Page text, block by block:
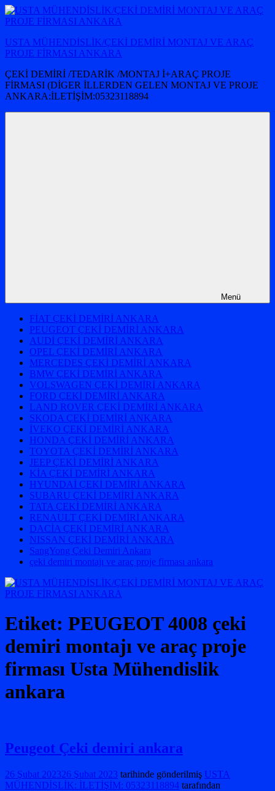
İçeriğe
atla
USTA MÜHENDİSLİK/ÇEKİ DEMİRİ MONTAJ VE ARAÇ
PROJE FİRMASI ANKARA
ÇEKİ DEMİRİ /TEDARİK /MONTAJ İ+ARAÇ PROJE
FİRMASI (DİGER İLLERDEN GELEN MONTAJ VE PROJE
ANKARA:İLETİŞİM:05323118894
Menü
FİAT ÇEKİ DEMİRİ ANKARA
PEUGEOT ÇEKİ DEMİRİ ANKARA
AUDİ ÇEKİ DEMİRİ ANKARA
OPEL ÇEKİ DEMİRİ ANKARA
MERCEDES ÇEKİ DEMİRİ ANKARA
BMW ÇEKİ DEMİRİ ANKARA
VOLSWAGEN ÇEKİ DEMİRİ ANKARA
FORD ÇEKİ DEMİRİ ANKARA
LAND ROVER ÇEKİ DEMİRİ ANKARA
SKODA ÇEKİ DEMİRİ ANKARA
İVEKO ÇEKİ DEMİRİ ANKARA
HONDA ÇEKİ DEMİRİ ANKARA
TOYOTA ÇEKİ DEMİRİ ANKARA
JEEP ÇEKİ DEMİRİ ANKARA
KİA ÇEKİ DEMİRİ ANKARA
HYUNDAİ ÇEKİ DEMİRİ ANKARA
SUBARU ÇEKİ DEMİRİ ANKARA
TATA ÇEKİ DEMİRİ ANKARA
RENAULT ÇEKİ DEMİRİ ANKARA
DACİA ÇEKİ DEMİRİ ANKARA
NISSAN ÇEKİ DEMİRİ ANKARA
SangYong Çeki Demiri Ankara
çeki demiri montajı ve araç proje firması ankara
Etiket: PEUGEOT 4008 çeki
demiri montajı ve araç proje
firması Usta Mühendislik
ankara
Peugeot Çeki demiri ankara
26 Şubat 202326 Şubat 2023 tarihinde gönderilmiş USTA
MÜHENDİSLİK: İLETİŞİM: 05323118894 tarafından